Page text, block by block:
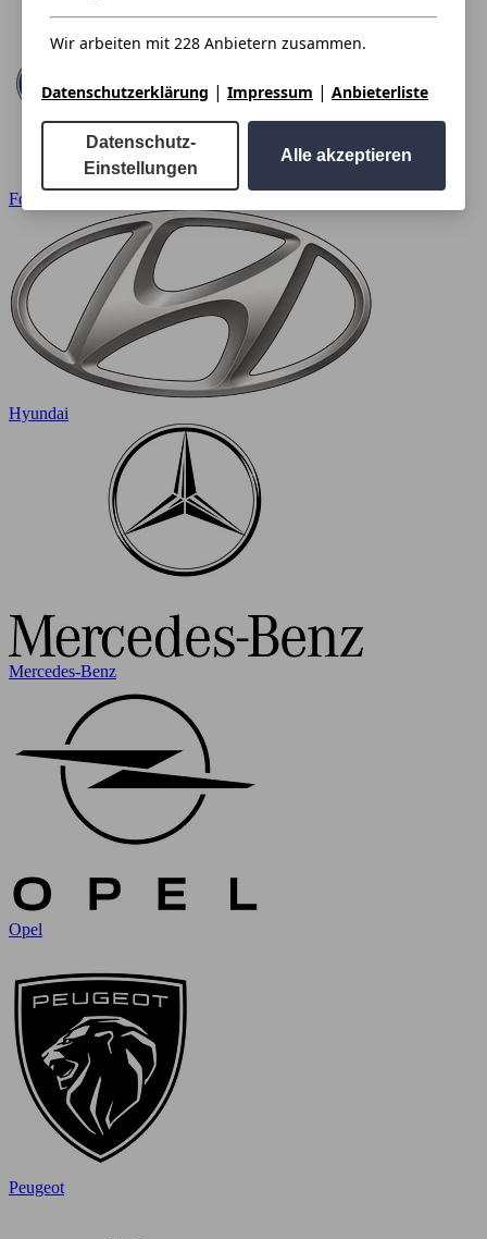
Ford
Hyundai
Mercedes-Benz
Opel
Peugeot
Wir arbeiten mit 228 Anbietern zusammen.
Datenschutzerklärung | Impressum | Anbieterliste
Datenschutz-
Einstellungen
Alle akzeptieren